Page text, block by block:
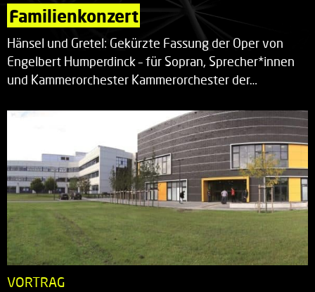
Familienkonzert
Hänsel und Gretel: Gekürzte Fassung der Oper von
Engelbert Humperdinck – für Sopran, Sprecher*innen
und Kammerorchester Kammerorchester der…
VORTRAG